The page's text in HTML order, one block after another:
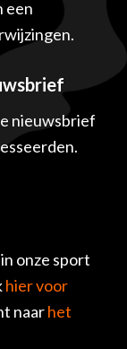
een
nieuwsbrief
onze sport
hier voor
naarhet